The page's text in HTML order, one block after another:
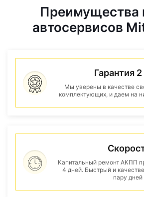
Преимущества
автосервисов
Гарантия 2
Мы уверены в качестве
комплектующих, и даем на
Капитальный ремонт АКПП
4 дней. Быстрый и
пару дней